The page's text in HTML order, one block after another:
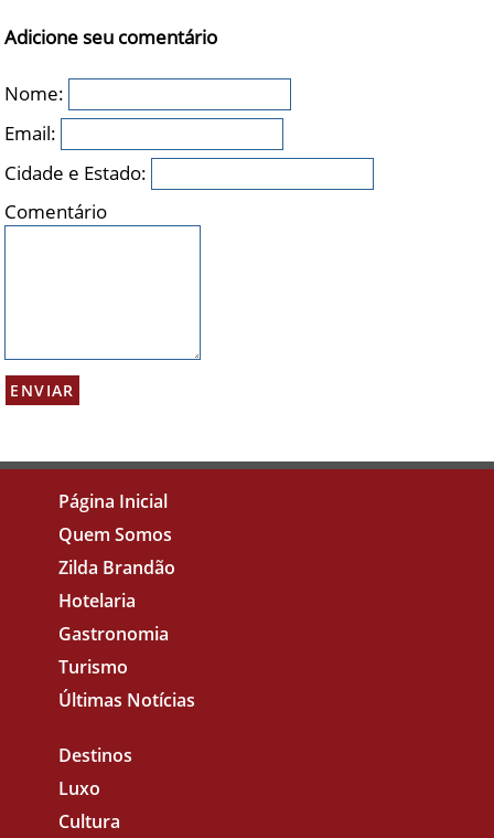
Adicione seu comentário
Nome:
Email:
Cidade e Estado:
Comentário
Página Inicial
Quem Somos
Zilda Brandão
Hotelaria
Gastronomia
Turismo
Últimas Notícias
Destinos
Luxo
Cultura